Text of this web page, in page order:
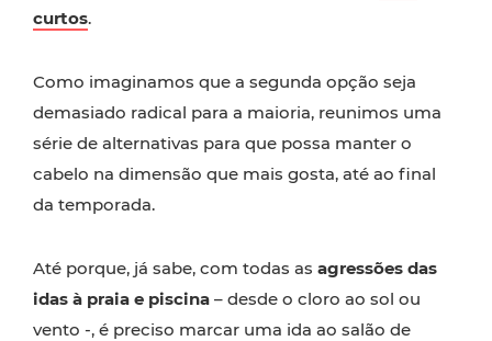
curtos.
Como imaginamos que a segunda opção seja
demasiado radical para a maioria, reunimos uma
série de alternativas para que possa manter o
cabelo na dimensão que mais gosta, até ao final
da temporada.
Até porque, já sabe, com todas as agressões das
idas à praia e piscina – desde o cloro ao sol ou
vento -, é preciso marcar uma ida ao salão de